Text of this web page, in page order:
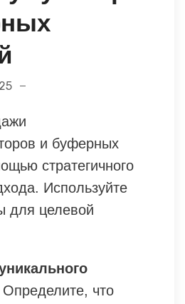
и буферных
стратегичного
Используйте
для целевой
Определите, что